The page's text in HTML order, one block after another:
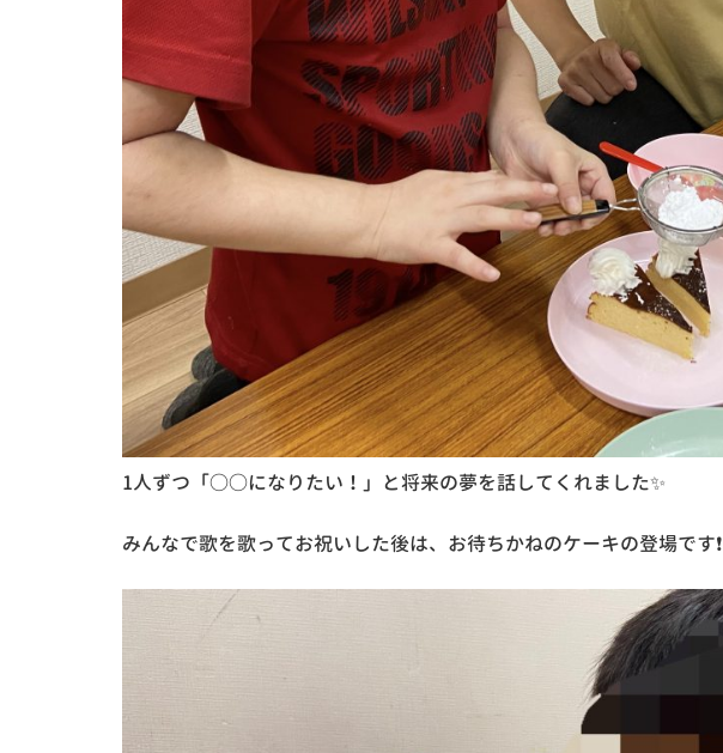
1人ずつ「○○になりたい！」と将来の夢を話してくれました✨
みんなで歌を歌ってお祝いした後は、お待ちかねのケーキの登場です❗